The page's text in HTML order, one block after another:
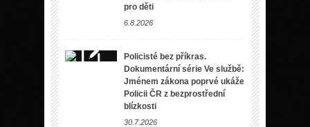
pro děti
6.8.2026
Policisté bez příkras.
Dokumentární série Ve službě:
Jménem zákona poprvé ukáže
Policii ČR z bezprostřední
blízkosti
30.7.2026